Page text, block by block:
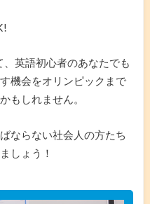
英語初心者のあなたでも
機会をオリンピックまで
もしれません。
ならない社会人の方たち
しょう！